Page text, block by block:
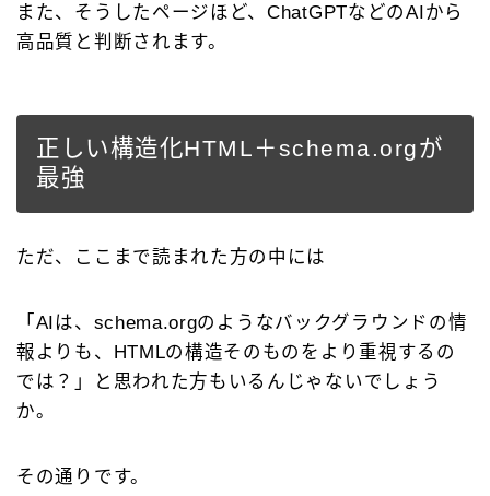
また、そうしたページほど、ChatGPTなどのAIから
高品質と判断されます。
正しい構造化HTML＋schema.orgが
最強
ただ、ここまで読まれた方の中には
「AIは、schema.orgのようなバックグラウンドの情
報よりも、HTMLの構造そのものをより重視するの
では？」と思われた方もいるんじゃないでしょう
か。
その通りです。